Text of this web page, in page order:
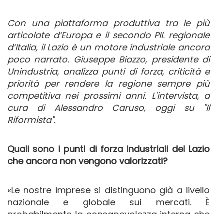
Con una piattaforma produttiva tra le più
articolate d’Europa e il secondo PIL regionale
d’Italia, il Lazio è un motore industriale ancora
poco narrato. Giuseppe Biazzo, presidente di
Unindustria, analizza punti di forza, criticità e
priorità per rendere la regione sempre più
competitiva nei prossimi anni. L'intervista, a
cura di Alessandro Caruso, oggi su "Il
Riformista".
Quali sono i punti di forza industriali del Lazio
che ancora non vengono valorizzati?
«Le nostre imprese si distinguono già a livello
nazionale e globale sui mercati. È